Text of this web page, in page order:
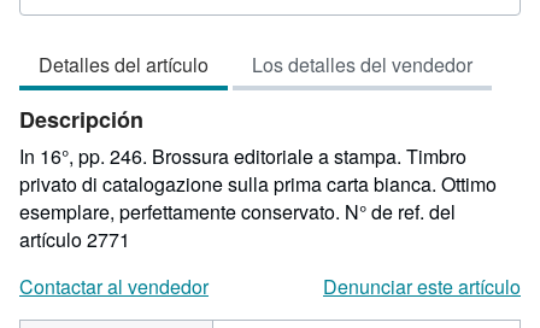
del
4
de
estrellas
Detalles del artículo Los detalles del vendedor
Descripción
In 16°, pp. 246. Brossura editoriale a stampa. Timbro
privato di catalogazione sulla prima carta bianca. Ottimo
esemplare, perfettamente conservato. N° de ref. del
artículo 2771
Contactar al vendedor
Denunciar este artículo